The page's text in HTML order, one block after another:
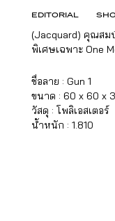
EDITORIAL
สบาย เราทอลงบน
(Jacquard) คุณสม
พิเศษเฉพาะ One
ชื่อลาย : Gun 1
ขนาด : 60 x 60 x
วัสดุ : โพลิเอสเตอร์
น้ำหนัก : 1.810